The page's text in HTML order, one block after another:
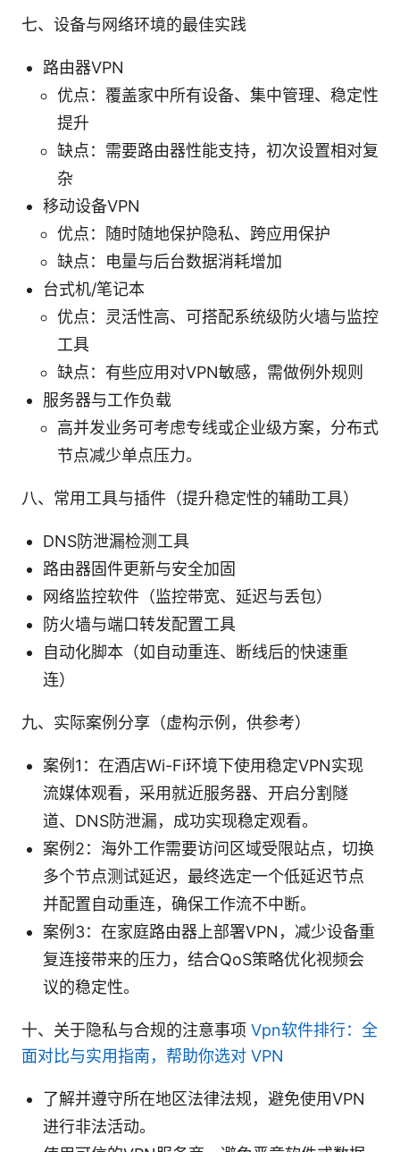
七、设备与网络环境的最佳实践
路由器VPN
优点：覆盖家中所有设备、集中管理、稳定性
提升
缺点：需要路由器性能支持，初次设置相对复
杂
移动设备VPN
优点：随时随地保护隐私、跨应用保护
缺点：电量与后台数据消耗增加
台式机/笔记本
优点：灵活性高、可搭配系统级防火墙与监控
工具
缺点：有些应用对VPN敏感，需做例外规则
服务器与工作负载
高并发业务可考虑专线或企业级方案，分布式
节点减少单点压力。
八、常用工具与插件（提升稳定性的辅助工具）
DNS防泄漏检测工具
路由器固件更新与安全加固
网络监控软件（监控带宽、延迟与丢包）
防火墙与端口转发配置工具
自动化脚本（如自动重连、断线后的快速重
连）
九、实际案例分享（虚构示例，供参考）
案例1：在酒店Wi-Fi环境下使用稳定VPN实现
流媒体观看，采用就近服务器、开启分割隧
道、DNS防泄漏，成功实现稳定观看。
案例2：海外工作需要访问区域受限站点，切换
多个节点测试延迟，最终选定一个低延迟节点
并配置自动重连，确保工作流不中断。
案例3：在家庭路由器上部署VPN，减少设备重
复连接带来的压力，结合QoS策略优化视频会
议的稳定性。
十、关于隐私与合规的注意事项 Vpn软件排行：全
面对比与实用指南，帮助你选对 VPN
了解并遵守所在地区法律法规，避免使用VPN
进行非法活动。